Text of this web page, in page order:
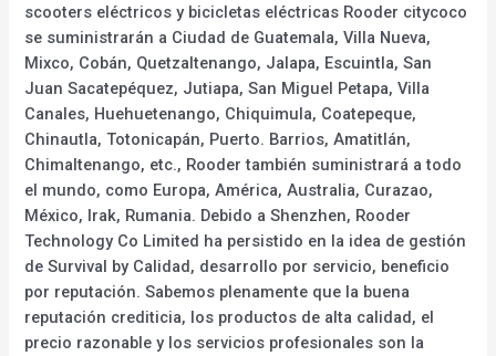
scooters eléctricos y bicicletas eléctricas Rooder citycoco
se suministrarán a Ciudad de Guatemala, Villa Nueva,
Mixco, Cobán, Quetzaltenango, Jalapa, Escuintla, San
Juan Sacatepéquez, Jutiapa, San Miguel Petapa, Villa
Canales, Huehuetenango, Chiquimula, Coatepeque,
Chinautla, Totonicapán, Puerto. Barrios, Amatitlán,
Chimaltenango, etc., Rooder también suministrará a todo
el mundo, como Europa, América, Australia, Curazao,
México, Irak, Rumania. Debido a Shenzhen, Rooder
Technology Co Limited ha persistido en la idea de gestión
de Survival by Calidad, desarrollo por servicio, beneficio
por reputación. Sabemos plenamente que la buena
reputación crediticia, los productos de alta calidad, el
precio razonable y los servicios profesionales son la